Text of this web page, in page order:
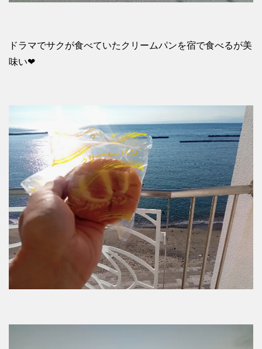
ドラマでサクが食べていたクリームパンを宿で食べるが美
味い❤